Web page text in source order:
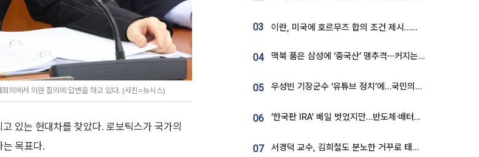
의에서 의원 질의에 답변을 하고 있다. (사진=뉴시스)
있는 현대차를 찾았다. 로보틱스가 국가의
는 목표다.
03 이란, 미국에 호르무즈 합의 조건 제시…美 “경기 아직 안 끝나” [종합]
04 맥북 품은 삼성에 ‘중국산’ 맹추격⋯커지는 노트북 OLED 시장
05 우성빈 기장군수 ‘유튜브 정치’에…국민의힘 군의원들 집단 반발
06 ‘한국판 IRA’ 베일 벗었지만…반도체·배터리 업계 “시행령이 관건”
07 서경덕 교수, 김희철도 분노한 거꾸로 태극기⋯"엉터리는 아냐, 아쉬울 뿐"